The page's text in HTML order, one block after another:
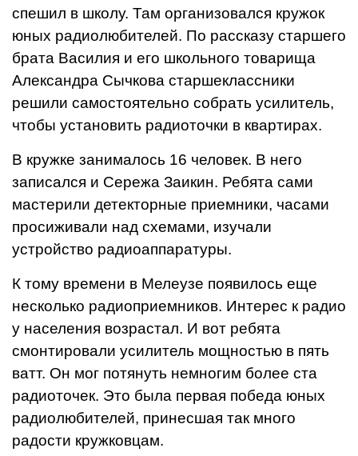
спешил в школу. Там организовался кружок
юных радиолюбителей. По рассказу старшего
брата Василия и его школьного товарища
Александра Сычкова старшеклассники
решили самостоятельно собрать усилитель,
чтобы установить радиоточки в квартирах.
В кружке занималось 16 человек. В него
записался и Сережа Заикин. Ребята сами
мастерили детекторные приемники, часами
просиживали над схемами, изучали
устройство радиоаппаратуры.
К тому времени в Мелеузе появилось еще
несколько радиоприемников. Интерес к радио
у населения возрастал. И вот ребята
смонтировали усилитель мощностью в пять
ватт. Он мог потянуть немногим более ста
радиоточек. Это была первая победа юных
радиолюбителей, принесшая так много
радости кружковцам.